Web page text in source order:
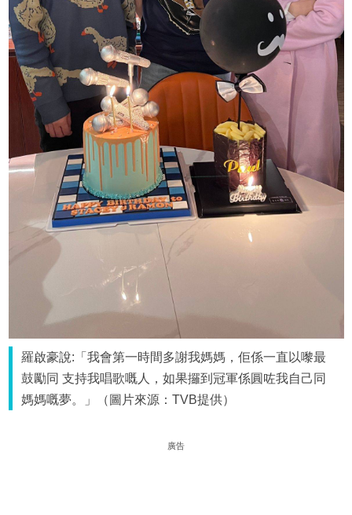
羅啟豪說:「我會第一時間多謝我媽媽，佢係一直以嚟最
鼓勵同 支持我唱歌嘅人，如果攞到冠軍係圓咗我自己同
媽媽嘅夢。」（圖片來源：TVB提供）
廣告